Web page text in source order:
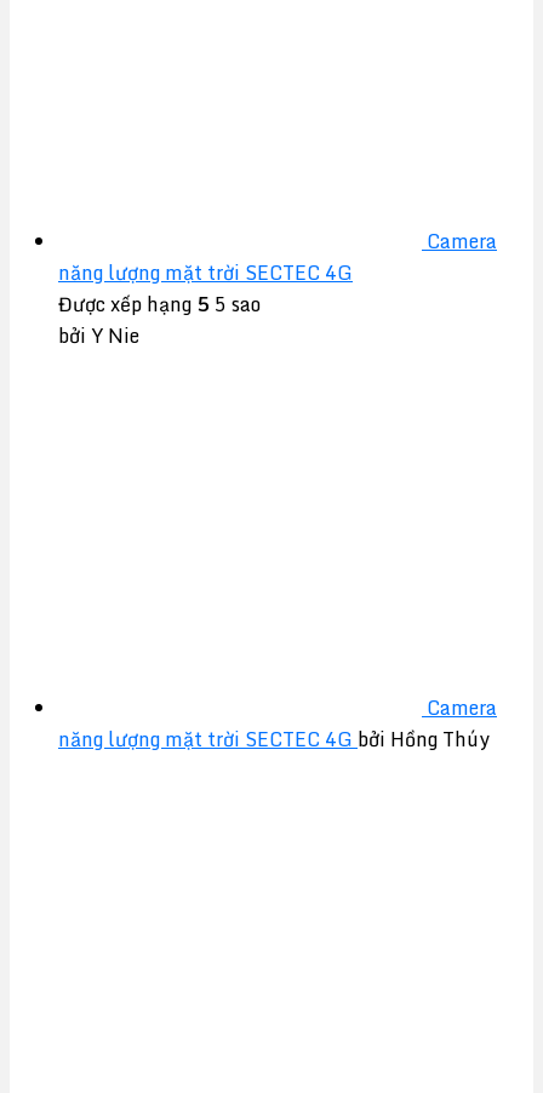
Camera
năng lượng mặt trời SECTEC 4G
Được xếp hạng5 5 sao
bởi Y Nie
Camera
năng lượng mặt trời SECTEC 4G bởi Hồng Thúy